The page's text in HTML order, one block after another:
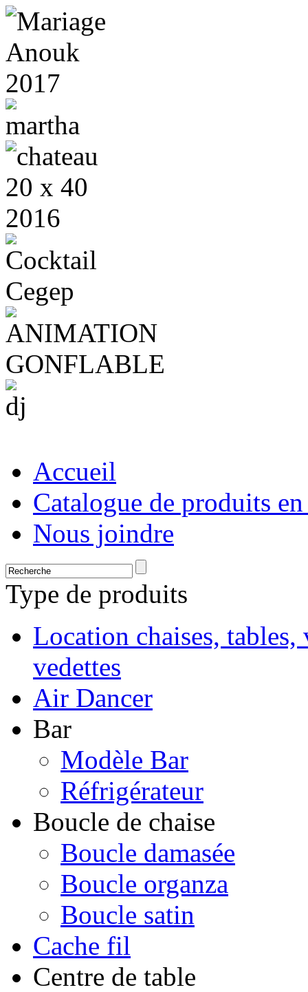
Accueil
Catalogue de produits
Nous joindre
Type de produits
Location chaises,
vedettes
Air Dancer
Bar
Modèle Bar
Réfrigérateur
Boucle de chaise
Boucle damasée
Boucle organza
Boucle satin
Cache fil
Centre de table